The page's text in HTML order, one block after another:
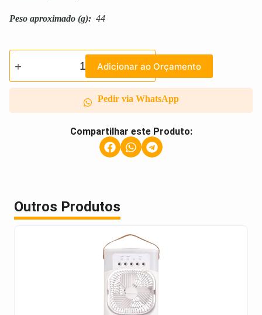
Peso aproximado (g): 44
Adicionar ao Orçamento
Pedir via WhatsApp
Compartilhar este Produto:
Outros Produtos